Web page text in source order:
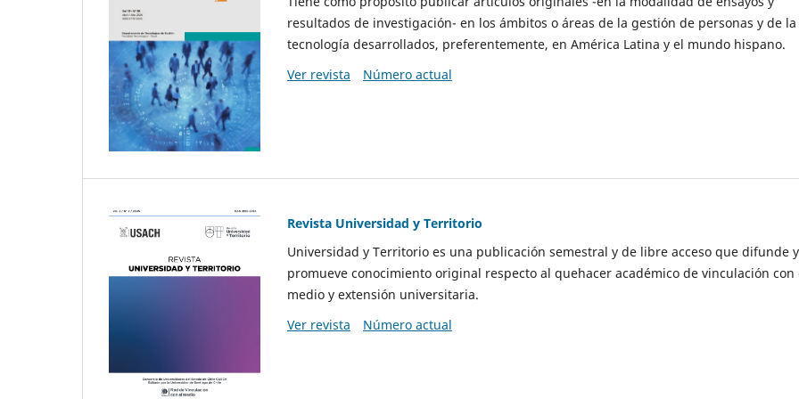
resultados de investigación- en los ámbitos o áreas de la gestión de personas y de la
tecnología desarrollados, preferentemente, en América Latina y el mundo hispano.
Ver revista
Número actual
Revista Universidad y Territorio
Universidad y Territorio es una publicación semestral y de libre acceso que difunde y
promueve conocimiento original respecto al quehacer académico de vinculación con
medio y extensión universitaria.
Ver revista
Número actual